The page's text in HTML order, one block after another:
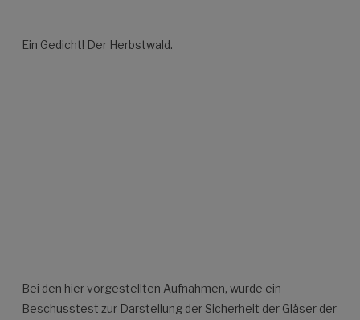
Ein Gedicht! Der Herbstwald.
Bei den hier vorgestellten Aufnahmen, wurde ein
Beschusstest zur Darstellung der Sicherheit der Gläser der